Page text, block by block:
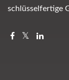
schlüsselfertige